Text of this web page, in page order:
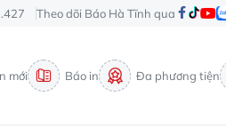
Theo dõi Báo Hà Tĩnh qua
mới Báo in Đa phương tiện